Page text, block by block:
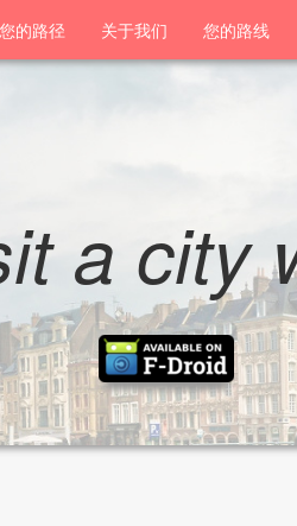
您的路径 关于我们 您的路线
a city